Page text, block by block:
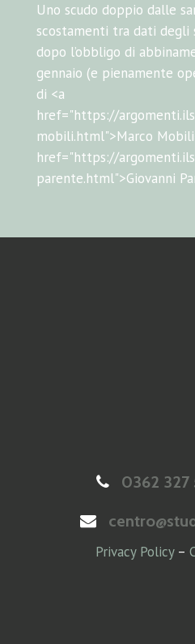
Uno scudo doppio dalle
scostamenti tra dati degli
dopo l’obbligo di
gennaio (e pienamente
di <a
href="https://
mobili.html">Marco
href="https://
parente.html">Giovanni
0362 327
Privacy Policy–